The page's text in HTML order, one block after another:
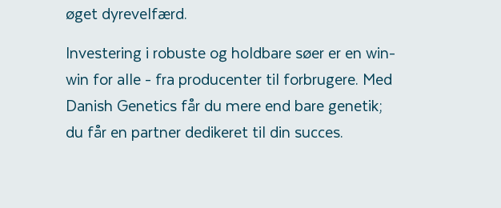
øget dyrevelfærd.
Investering i robuste og holdbare søer er en win-
win for alle - fra producenter til forbrugere. Med
Danish Genetics får du mere end bare genetik;
du får en partner dedikeret til din succes.